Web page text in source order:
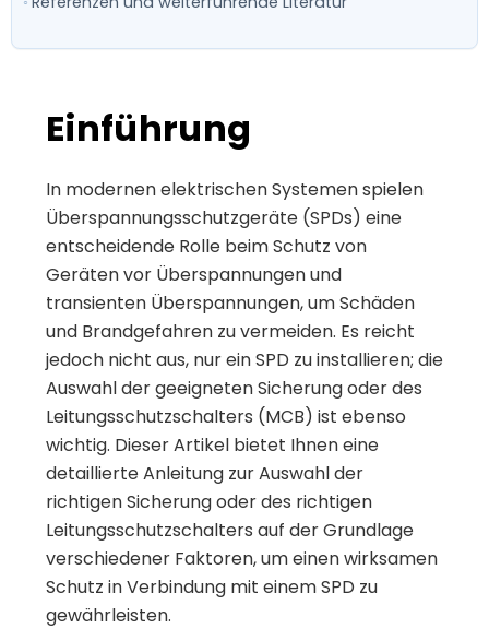
Einführung
In modernen elektrischen Systemen spielen
Überspannungsschutzgeräte (SPDs) eine
entscheidende Rolle beim Schutz von
Geräten vor Überspannungen und
transienten Überspannungen, um Schäden
und Brandgefahren zu vermeiden. Es reicht
jedoch nicht aus, nur ein SPD zu installieren; die
Auswahl der geeigneten Sicherung oder des
Leitungsschutzschalters (MCB) ist ebenso
wichtig. Dieser Artikel bietet Ihnen eine
detaillierte Anleitung zur Auswahl der
richtigen Sicherung oder des richtigen
Leitungsschutzschalters auf der Grundlage
verschiedener Faktoren, um einen wirksamen
Schutz in Verbindung mit einem SPD zu
gewährleisten.